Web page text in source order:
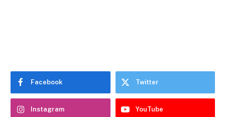
Facebook Twitter
Instagram YouTube